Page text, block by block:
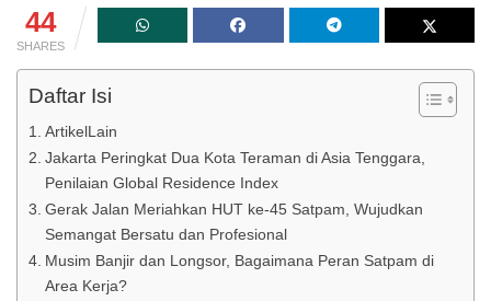
44
SHARES
Daftar Isi
ArtikelLain
Jakarta Peringkat Dua Kota Teraman di Asia Tenggara,
Penilaian Global Residence Index
Gerak Jalan Meriahkan HUT ke-45 Satpam, Wujudkan
Semangat Bersatu dan Profesional
Musim Banjir dan Longsor, Bagaimana Peran Satpam di
Area Kerja?